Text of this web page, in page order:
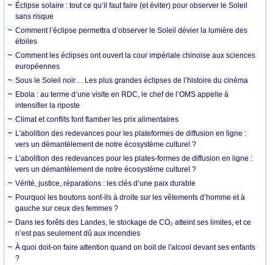
Éclipse solaire : tout ce qu’il faut faire (et éviter) pour observer le Soleil
sans risque
Comment l’éclipse permettra d’observer le Soleil dévier la lumière des
étoiles
Comment les éclipses ont ouvert la cour impériale chinoise aux sciences
européennes
Sous le Soleil noir… Les plus grandes éclipses de l’histoire du cinéma
Ebola : au terme d’une visite en RDC, le chef de l’OMS appelle à
intensifier la riposte
Climat et conflits font flamber les prix alimentaires
L’abolition des redevances pour les plateformes de diffusion en ligne :
vers un démantèlement de notre écosystème culturel ?
L’abolition des redevances pour les plates-formes de diffusion en ligne :
vers un démantèlement de notre écosystème culturel ?
Vérité, justice, réparations : les clés d’une paix durable
Pourquoi les boutons sont-ils à droite sur les vêtements d’homme et à
gauche sur ceux des femmes ?
Dans les forêts des Landes, le stockage de CO₂ atteint ses limites, et ce
n’est pas seulement dû aux incendies
À quoi doit-on faire attention quand on boit de l'alcool devant ses enfants
?